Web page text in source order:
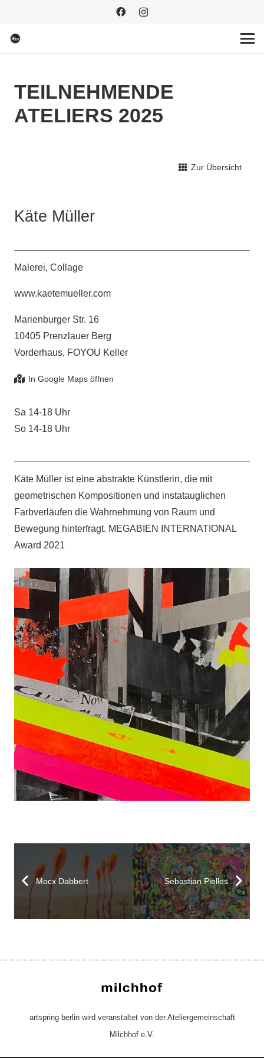
TEILNEHMENDE
ATELIERS 2025
Zur Übersicht
Käte Müller
Malerei, Collage
www.kaetemueller.com
Marienburger Str. 16
10405 Prenzlauer Berg
Vorderhaus, FOYOU Keller
Sa 14-18 Uhr
So 14-18 Uhr
Käte Müller ist eine abstrakte Künstlerin, die mit
geometrischen Kompositionen und instatauglichen
Farbverläufen die Wahrnehmung von Raum und
Bewegung hinterfragt. MEGABIEN INTERNATIONAL
Award 2021
Mocx Dabbert Sebastian Pielles
artspring berlin wird veranstaltet von der Ateliergemeinschaft
Milchhof e.V.